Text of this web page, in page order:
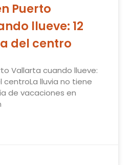
Puerto
llueve: 12
del centro
Vallarta cuando llueve:
centroLa lluvia no tiene
de vacaciones en